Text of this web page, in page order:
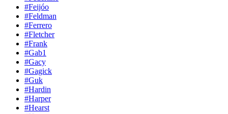
#Feijóo
#Feldman
#Ferrero
#Fletcher
#Frank
#Gab1
#Gacy
#Gagick
#Guk
#Hardin
#Harper
#Hearst